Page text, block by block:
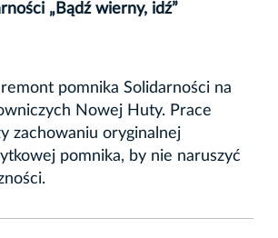
„Bądź wierny, idź”
remont pomnika Solidarności na
Nowej Huty. Prace
zachowaniu oryginalnej
pomnika, by nie naruszyć